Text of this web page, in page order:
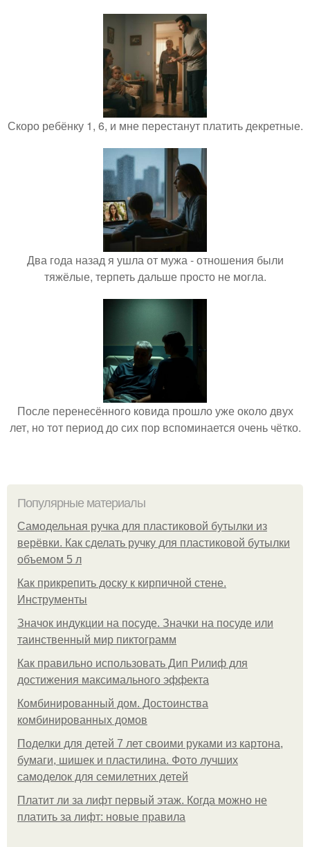
Скоро ребёнку 1, 6, и мне перестанут платить декретные.
Два года назад я ушла от мужа - отношения были
тяжёлые, терпеть дальше просто не могла.
После перенесённого ковида прошло уже около двух
лет, но тот период до сих пор вспоминается очень чётко.
Популярные материалы
Самодельная ручка для пластиковой бутылки из
верёвки. Как сделать ручку для пластиковой бутылки
объемом 5 л
Как прикрепить доску к кирпичной стене.
Инструменты
Значок индукции на посуде. Значки на посуде или
таинственный мир пиктограмм
Как правильно использовать Дип Рилиф для
достижения максимального эффекта
Комбинированный дом. Достоинства
комбинированных домов
Поделки для детей 7 лет своими руками из картона,
бумаги, шишек и пластилина. Фото лучших
самоделок для семилетних детей
Платит ли за лифт первый этаж. Когда можно не
платить за лифт: новые правила